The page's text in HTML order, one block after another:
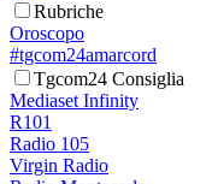
Rubriche
Oroscopo
#tgcom24amarcord
Tgcom24 Consiglia
Mediaset Infinity
R101
Radio 105
Virgin Radio